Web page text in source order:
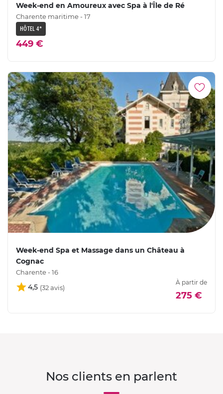
Week-end en Amoureux avec Spa à l'Île de Ré
Charente maritime - 17
HÔTEL 4*
449 €
Week-end Spa et Massage dans un Château à
Cognac
Charente - 16
4,5
À partir de
275 €
Nos clients en parlent